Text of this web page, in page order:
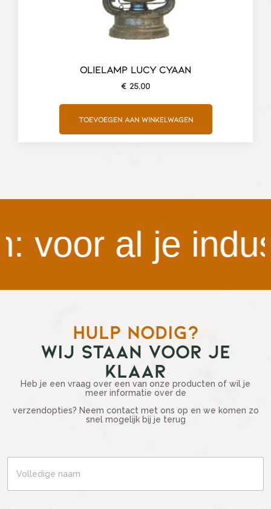
OLIELAMP LUCY CYAAN
€ 25,00
Toevoegen aan winkelwagen
voor al je
HULP NODIG?
WIJ STAAN VOOR JE
KLAAR
Heb je een vraag over een van onze producten of wil je
meer informatie over de
verzendopties? Neem contact met ons op en we komen zo
snel mogelijk bij je terug